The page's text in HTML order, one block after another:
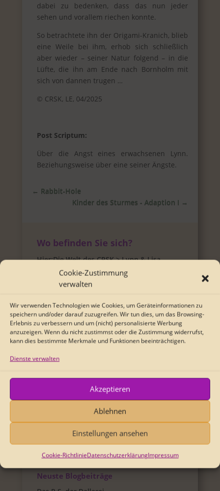
Cookie-Zustimmung
verwalten
Wir verwenden Technologien wie Cookies, um Geräteinformationen zu
speichern und/oder darauf zuzugreifen. Wir tun dies, um das Browsing-
Erlebnis zu verbessern und um (nicht) personalisierte Werbung
anzuzeigen. Wenn du nicht zustimmst oder die Zustimmung widerrufst,
kann dies bestimmte Merkmale und Funktionen beeinträchtigen.
Dienste verwalten
Akzeptieren
Ablehnen
Einstellungen ansehen
Cookie-RichtlinieDatenschutzerklärungImpressum
dabei zu bedenken, dass das nun jeder
sehen und vorallem riechen konnte.
So betrachtete ihn der Origami-Kranich, blieb
eine Weile bei ihm, erhob sich schließlich
aber wieder – seiner Natur folgend – in die
Lüfte, die ihn am Ende nach Bornholm mit
sich von dannen trugen …
© CRSK, LE, 04/2025
Post Scriptum:
Über die Angst eines erwachsenen Lynn.
Beziehungsweise über eine seiner Ängste.
← Rabbit-Hole
Kinder des Sturmes - Adaption I →
Wo befinden Sie sich?
Hier:Die Welt des CRSK>Lynn & Lisa
Lonely Texte>Bornholm ist noch weit fort
Charlies Wortwolke
Lyrik
Nicht vertont
Politisches
Reizwortgeschichte
Termine
tierische Geschichten
Vertonungen
Neuste Blogbeiträge